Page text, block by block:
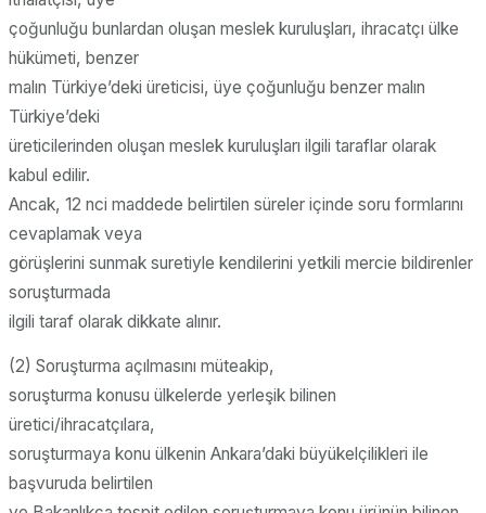
çoğunluğu bunlardan oluşan meslek kuruluşları, ihracatçı ülke
hükümeti, benzer
malın Türkiye’deki üreticisi, üye çoğunluğu benzer malın
Türkiye’deki
üreticilerinden oluşan meslek kuruluşları ilgili taraflar olarak
kabul edilir.
Ancak, 12 nci maddede belirtilen süreler içinde soru formlarını
cevaplamak veya
görüşlerini sunmak suretiyle kendilerini yetkili mercie bildirenler
soruşturmada
ilgili taraf olarak dikkate alınır.
(2) Soruşturma açılmasını müteakip,
soruşturma konusu ülkelerde yerleşik bilinen
üretici/ihracatçılara,
soruşturmaya konu ülkenin Ankara’daki büyükelçilikleri ile
başvuruda belirtilen